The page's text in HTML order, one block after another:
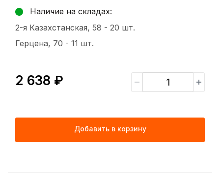
Наличие на складах:
2-я Казахстанская, 58 - 20 шт.
Герцена, 70 - 11 шт.
2 638 ₽
Добавить в корзину